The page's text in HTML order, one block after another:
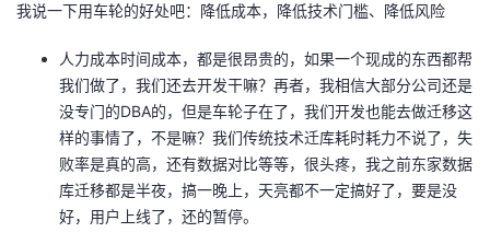
我说一下用车轮的好处吧：降低成本，降低技术门槛、降低风险
人力成本时间成本，都是很昂贵的，如果一个现成的东西都帮
我们做了，我们还去开发干嘛？再者，我相信大部分公司还是
没专门的DBA的，但是车轮子在了，我们开发也能去做迁移这
样的事情了，不是嘛？我们传统技术迁库耗时耗力不说了，失
败率是真的高，还有数据对比等等，很头疼，我之前东家数据
库迁移都是半夜，搞一晚上，天亮都不一定搞好了，要是没
好，用户上线了，还的暂停。